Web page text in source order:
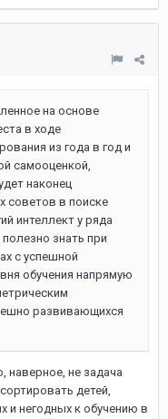
на основе
в ходе
из года в год и
самооценкой,
наконец
советов в поиске
интеллект у ряда
знать при
с успешной
обучения напрямую
развивающихся
наверное, не задача
детей,
и негодных к обучению в